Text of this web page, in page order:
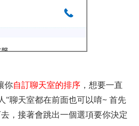
你自訂聊天室的排序 ，想要一直
"聊天室都在前面也可以唷~ 首先
，接著會跳出一個選項要你決定